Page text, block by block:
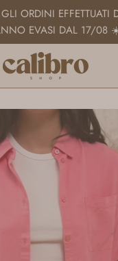
ORDINI EFFETTUATI
EVASI DAL 17/08